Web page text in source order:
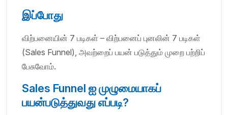
இப்போது
விற்பனையின் 7 படிகள் – விற்பனைப் புனலின் 7 படிகள்
(Sales Funnel), அவற்றைப் பயன் படுத்தும் முறை பற்றிப்
பேசுவோம்.
Sales Funnel ஐ முழுமையாகப்
பயன்படுத்துவது எப்படி?